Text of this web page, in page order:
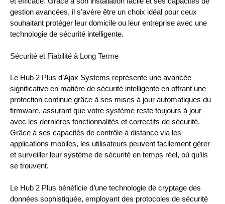
gestion avancées, il s’avère être un choix idéal pour ceux
souhaitant protéger leur domicile ou leur entreprise avec une
technologie de sécurité intelligente.
Sécurité et Fiabilité à Long Terme
Le Hub 2 Plus d’Ajax Systems représente une avancée
significative en matière de sécurité intelligente en offrant une
protection continue grâce à ses mises à jour automatiques du
firmware, assurant que votre système reste toujours à jour
avec les dernières fonctionnalités et correctifs de sécurité.
Grâce à ses capacités de contrôle à distance via les
applications mobiles, les utilisateurs peuvent facilement gérer
et surveiller leur système de sécurité en temps réel, où qu’ils
se trouvent.
Le Hub 2 Plus bénéficie d’une technologie de cryptage des
données sophistiquée, employant des protocoles de sécurité